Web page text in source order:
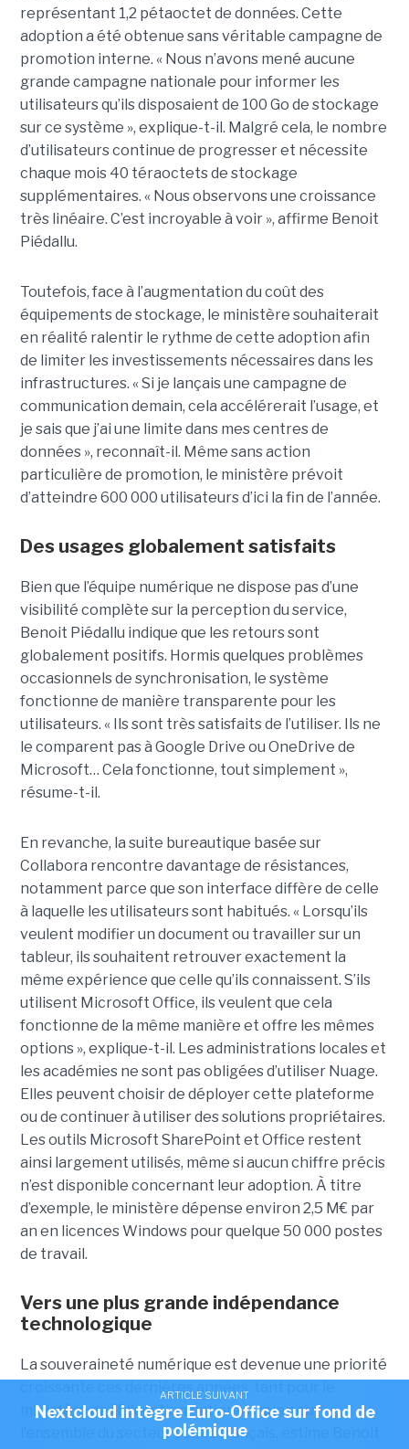
représentant 1,2 pétaoctet de données. Cette
adoption a été obtenue sans véritable campagne de
promotion interne. « Nous n’avons mené aucune
grande campagne nationale pour informer les
utilisateurs qu’ils disposaient de 100 Go de stockage
sur ce système », explique-t-il. Malgré cela, le nombre
d’utilisateurs continue de progresser et nécessite
chaque mois 40 téraoctets de stockage
supplémentaires. « Nous observons une croissance
très linéaire. C’est incroyable à voir », affirme Benoit
Piédallu.
Toutefois, face à l’augmentation du coût des
équipements de stockage, le ministère souhaiterait
en réalité ralentir le rythme de cette adoption afin
de limiter les investissements nécessaires dans les
infrastructures. « Si je lançais une campagne de
communication demain, cela accélérerait l’usage, et
je sais que j’ai une limite dans mes centres de
données », reconnaît-il. Même sans action
particulière de promotion, le ministère prévoit
d’atteindre 600 000 utilisateurs d’ici la fin de l’année.
Des usages globalement satisfaits
Bien que l’équipe numérique ne dispose pas d’une
visibilité complète sur la perception du service,
Benoit Piédallu indique que les retours sont
globalement positifs. Hormis quelques problèmes
occasionnels de synchronisation, le système
fonctionne de manière transparente pour les
utilisateurs. « Ils sont très satisfaits de l’utiliser. Ils ne
le comparent pas à Google Drive ou OneDrive de
Microsoft… Cela fonctionne, tout simplement »,
résume-t-il.
En revanche, la suite bureautique basée sur
Collabora rencontre davantage de résistances,
notamment parce que son interface diffère de celle
à laquelle les utilisateurs sont habitués. « Lorsqu’ils
veulent modifier un document ou travailler sur un
tableur, ils souhaitent retrouver exactement la
même expérience que celle qu’ils connaissent. S’ils
utilisent Microsoft Office, ils veulent que cela
fonctionne de la même manière et offre les mêmes
options », explique-t-il. Les administrations locales et
les académies ne sont pas obligées d’utiliser Nuage.
Elles peuvent choisir de déployer cette plateforme
ou de continuer à utiliser des solutions propriétaires.
Les outils Microsoft SharePoint et Office restent
ainsi largement utilisés, même si aucun chiffre précis
n’est disponible concernant leur adoption. À titre
d’exemple, le ministère dépense environ 2,5 M€ par
an en licences Windows pour quelque 50 000 postes
de travail.
Vers une plus grande indépendance
technologique
La souveraineté numérique est devenue une priorité
croissante ces dernières années, tant pour le
ministère de l’Éducation nationale que pour
l’ensemble du secteur public français, estime Benoit
ARTICLE SUIVANT
Nextcloud intègre Euro-Office sur fond de
polémique